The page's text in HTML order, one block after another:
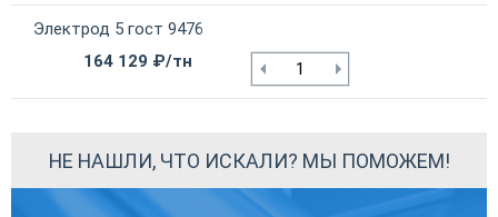
Электрод 5 гост 9476
164 129 ₽/тн
НЕ НАШЛИ, ЧТО ИСКАЛИ? МЫ ПОМОЖЕМ!